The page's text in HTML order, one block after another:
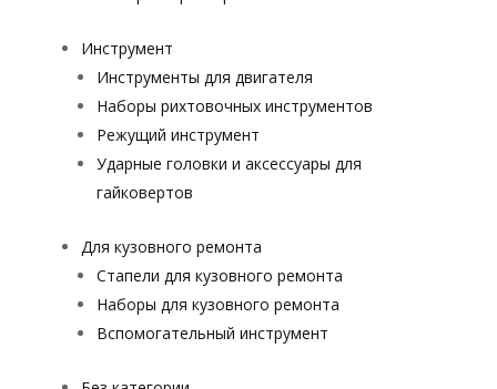
Инструмент
Инструменты для двигателя
Наборы рихтовочных инструментов
Режущий инструмент
Ударные головки и аксессуары для
гайковертов
Для кузовного ремонта
Стапели для кузовного ремонта
Наборы для кузовного ремонта
Вспомогательный инструмент